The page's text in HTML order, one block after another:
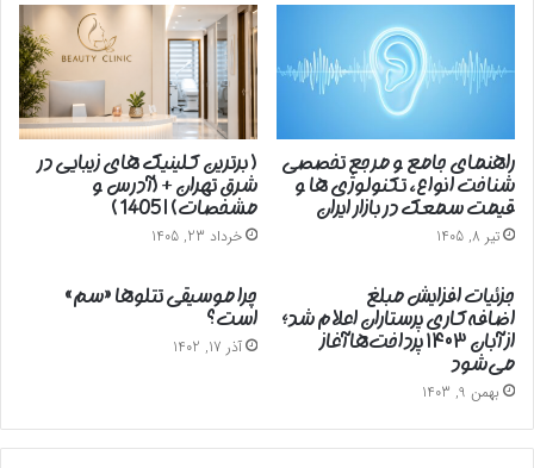
راهنمای جامع و مرجع تخصصی
شناخت انواع، تکنولوژی ها و
قیمت سمعک در بازار ایران
تیر 8, 1405
( برترین کلینیک های زیبایی در
شرق تهران + (آدرس و
مشخصات) | 1405 )
خرداد 23, 1405
جزئیات افزایش مبلغ
اضافه‌کاری پرستاران اعلام شد؛
از آبان ۱۴۰۳ پرداخت‌ها آغاز
می‌شود
بهمن 9, 1403
چرا موسیقی تتلوها «سم»
است؟
آذر 17, 1402